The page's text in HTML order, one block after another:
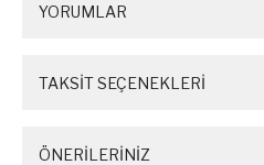
YORUMLAR
TAKSİT SEÇENEKLERİ
ÖNERİLERİNİZ